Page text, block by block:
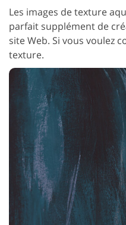
Les images de texture
parfait supplément de
site Web. Si vous voulez
texture.